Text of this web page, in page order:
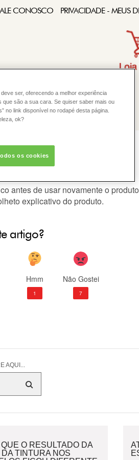
CONOSCO PRIVACIDADE - MEUS
meus cabelos?
antes de usar novamente o
explicativo do produto.
artigo?
Hmm
1
Não Gostei
7
AQUI...
QUE O RESULTADO DA
TINTURA NOS
ser, oferecendo a melhor experiência
são a sua cara. Se quiser saber mais ou
no link disponível no rodapé desta página.
ok?
os cookies